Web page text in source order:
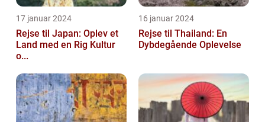
17 januar 2024
Rejse til Japan: Oplev et
Land med en Rig Kultur
o...
16 januar 2024
Rejse til Thailand: En
Dybdegående Oplevelse